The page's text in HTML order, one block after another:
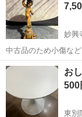
ス！ ■...
妙興
愛知 一宮市
お
500
東別